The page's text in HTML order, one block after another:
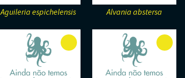
Aguileria espichelensis Alvania abstersa